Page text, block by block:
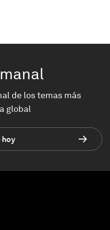
de los temas más
global
hoy